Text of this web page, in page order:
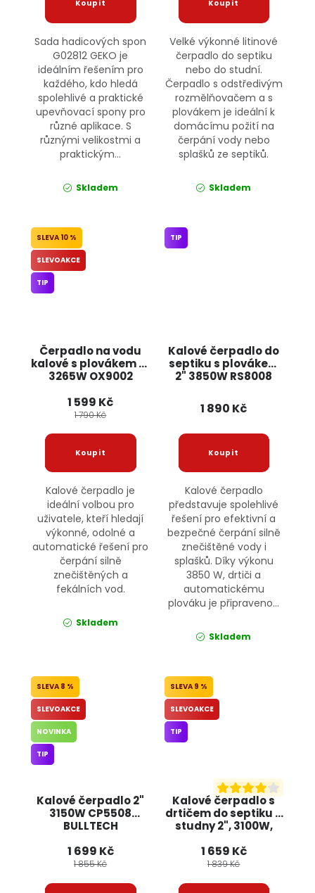
Sada hadicových spon
G02812 GEKO je
ideálním řešením pro
každého, kdo hledá
spolehlivé a praktické
upevňovací spony pro
různé aplikace. S
různými velikostmi a
praktickým...
Skladem
Velké výkonné litinové
čerpadlo do septiku
nebo do studní.
Čerpadlo s odstředivým
rozmělňovačem a s
plovákem je ideální k
domácímu požití na
čerpání vody nebo
splašků ze septiků.
Skladem
Čerpadlo na vodu
kalové s plovákem 2"
3265W OX9002
10 %
SLEVOAKCE
TIP
1 599 Kč
1 790 Kč
Kalové čerpadlo je
ideální volbou pro
uživatele, kteří hledají
výkonné, odolné a
automatické řešení pro
čerpání silně
znečištěných a
fekálních vod.
Skladem
Kalové čerpadlo do
septiku s plovákem
2" 3850W RS8008
TIP
1 890 Kč
Kalové čerpadlo
představuje spolehlivé
řešení pro efektivní a
bezpečné čerpání silně
znečištěné vody i
splašků. Díky výkonu
3850 W, drtiči a
automatickému
plováku je připraveno...
Skladem
Kalové čerpadlo 2"
3150W CP5508
BULLTECH
8 %
SLEVOAKCE
NOVINKA
TIP
1 699 Kč
1 855 Kč
Kalové čerpadlo s
drtičem do septiku a
studny 2", 3100W,
9 %
SLEVOAKCE
TIP
1 659 Kč
1 839 Kč